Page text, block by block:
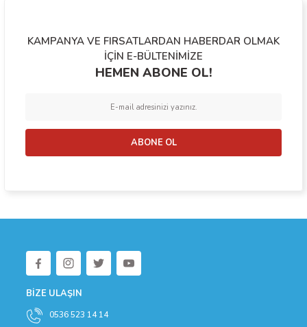
Ürün resmi kalitesiz, bozuk veya görüntülenemiyor.
Ürün açıklamasında eksik bilgiler bulunuyor.
Ürün fiyatı diğer sitelerden daha pahalı.
Bu ürüne benzer farklı alternatifler olmalı.
KAMPANYA VE FIRSATLARDAN HABERDAR OLMAK
İÇİN E-BÜLTENİMİZE
HEMEN ABONE OL!
ABONE OL
BİZE ULAŞIN
0536 523 14 14